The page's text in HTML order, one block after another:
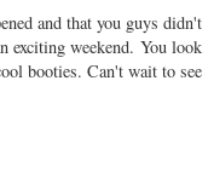
and that you guys didn't
exciting weekend. You look
booties. Can't wait to see